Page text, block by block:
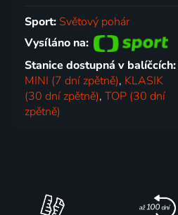
Sport: Světový pohár
Vysíláno na:
Stanice dostupná v balíčcích:
MINI (7 dní zpětně), KLASIK
(30 dní zpětně),TOP (30 dní
zpětně)